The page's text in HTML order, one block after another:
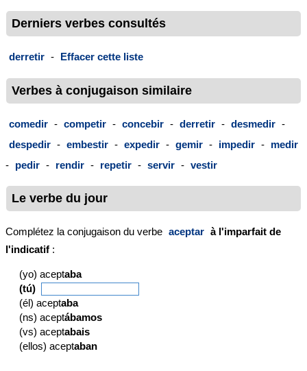
Derniers verbes consultés
derretir - Effacer cette liste
Verbes à conjugaison similaire
comedir - competir - concebir - derretir - desmedir -
despedir - embestir - expedir - gemir - impedir - medir
- pedir - rendir - repetir - servir - vestir
Le verbe du jour
Complétez la conjugaison du verbe aceptar à l'imparfait de
l'indicatif :
(yo) aceptaba
(tú)
(él) aceptaba
(ns) aceptábamos
(vs) aceptabais
(ellos) aceptaban